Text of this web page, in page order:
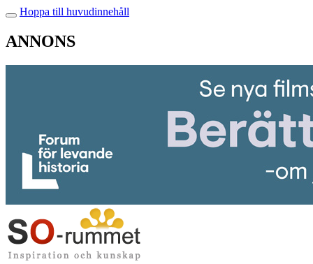
Hoppa till huvudinnehåll
ANNONS